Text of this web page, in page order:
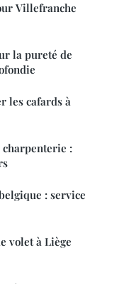
Villefranche
la pureté de
les cafards à
charpenterie :
: service
volet à Liège